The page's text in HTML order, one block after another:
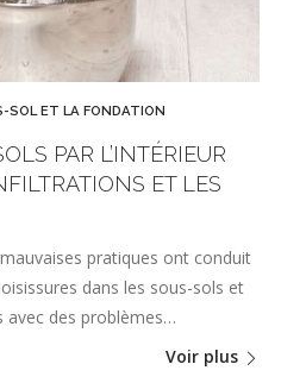
SOL ET LA FONDATION
PAR L’INTÉRIEUR
ET LES
pratiques ont conduit
dans les sous-sols et
avec des problèmes…
Voir plus